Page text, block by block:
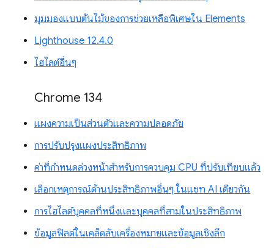
มุมมองแบบต้นไม้ของการช่วยเหลือพิเศษใน Elements
Lighthouse 12.4.0
ไฮไลต์อื่นๆ
Chrome 134
แผงความเป็นส่วนตัวและความปลอดภัย
การปรับปรุงแผงประสิทธิภาพ
ค่าที่กำหนดล่วงหน้าสำหรับการควบคุม CPU ที่ปรับเทียบแล้ว
เลือกเหตุการณ์ด้านประสิทธิภาพอื่นๆ ในแชท AI เดียวกัน
การไฮไลต์บุคคลที่หนึ่งและบุคคลที่สามในประสิทธิภาพ
ข้อมูลฟิลด์ในเคล็ดลับเครื่องหมายและข้อมูลเชิงลึก